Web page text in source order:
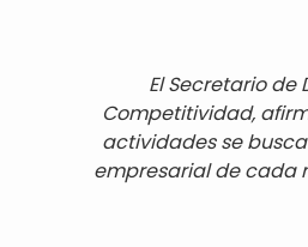
El Secretario de
Competitividad,
actividades se
empresarial de cada